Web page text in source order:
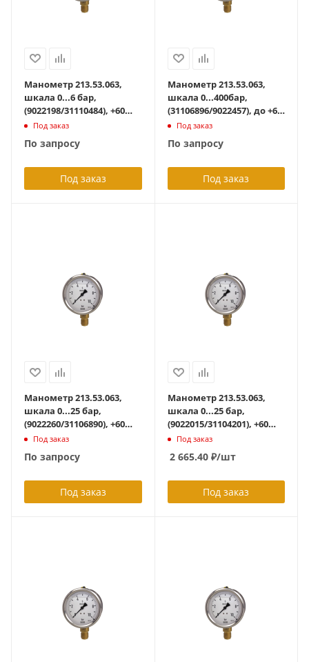
Манометр 213.53.063,
шкала 0...6 бар,
(9022198/31110484), +60
град С, осевой G1/4B, с
Под заказ
По запросу
Под заказ
Манометр 213.53.063,
шкала 0...400бар,
(31106896/9022457), до +60
град С, осевое G1/4B, с
Под заказ
По запросу
Под заказ
Манометр 213.53.063,
шкала 0...25 бар,
(9022260/31106890), +60
град С, осевой G1/4B, с
Под заказ
По запросу
Под заказ
Манометр 213.53.063,
шкала 0...25 бар,
(9022015/31104201), +60
град С, радиальный
гидрозаполнением
Под заказ
2 665.40₽/шт
Под заказ